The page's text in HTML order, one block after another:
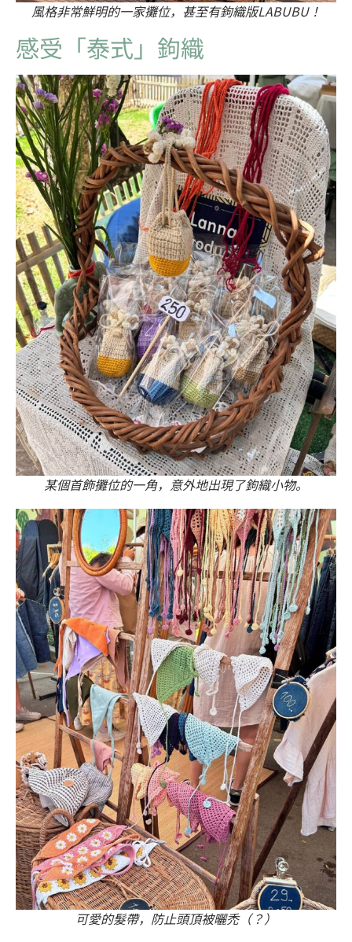
風格非常鮮明的一家攤位，甚至有鉤織版LABUBU！
感受「泰式」鉤織
某個首飾攤位的一角，意外地出現了鉤織小物。
可愛的髮帶，防止頭頂被曬禿（？）